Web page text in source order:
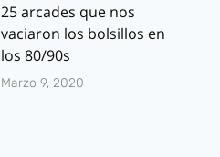
25 arcades que nos
vaciaron los bolsillos en
los 80/90s
Marzo 9, 2020